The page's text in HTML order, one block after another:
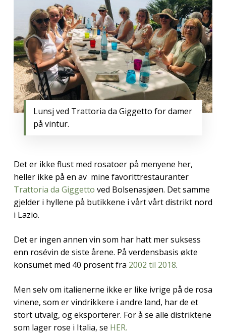
Lunsj ved Trattoria da Giggetto for damer
på vintur.
Det er ikke flust med rosatoer på menyene her,
heller ikke på en av mine favorittrestauranter
Trattoria da Giggetto ved Bolsenasjøen. Det samme
gjelder i hyllene på butikkene i vårt vårt distrikt nord
i Lazio.
Det er ingen annen vin som har hatt mer suksess
enn rosévin de siste årene. På verdensbasis økte
konsumet med 40 prosent fra 2002 til 2018.
Men selv om italienerne ikke er like ivrige på de rosa
vinene, som er vindrikkere i andre land, har de et
stort utvalg, og eksporterer. For å se alle distriktene
som lager rose i Italia, se HER.